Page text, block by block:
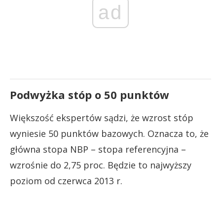
ad
Podwyżka stóp o 50 punktów
Większość ekspertów sądzi, że wzrost stóp
wyniesie 50 punktów bazowych. Oznacza to, że
główna stopa NBP – stopa referencyjna –
wzrośnie do 2,75 proc. Będzie to najwyższy
poziom od czerwca 2013 r.